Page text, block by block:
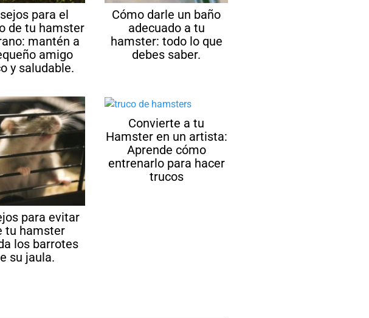
para el
de tu hamster
mantén a
amigo
y saludable.
Cómo darle un baño
adecuado a tu
hamster: todo lo que
debes saber.
para evitar
tu hamster
los barrotes
su jaula.
Convierte a tu
Hamster en un artista:
Aprende cómo
entrenarlo para hacer
trucos